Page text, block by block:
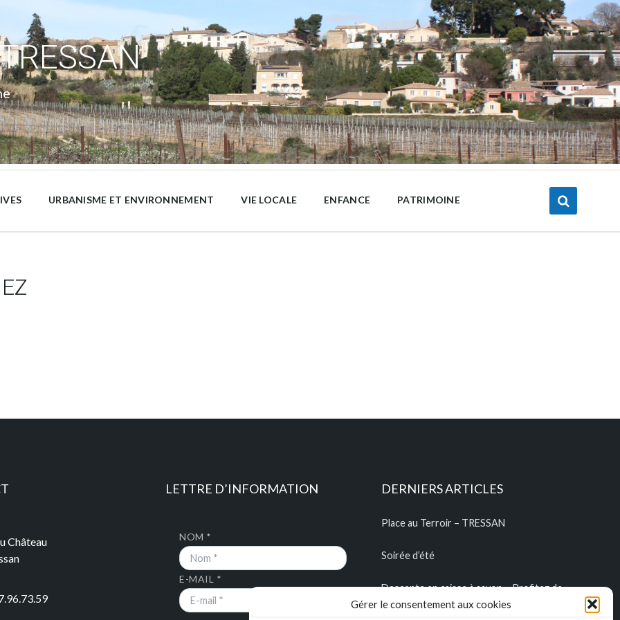
Gérer le consentement aux cookies
URBANISME ET ENVIRONNEMENT VIE LOCALE ENFANCE PATRIMOINE
Château
LETTRE D’INFORMATION
NOM *
E-MAIL *
DERNIERS ARTICLES
Place au Terroir – TRESSAN
Soirée d’été
Descente en caisse à savon – Profitez de
l’été pour construire vos caisses à savon !!!